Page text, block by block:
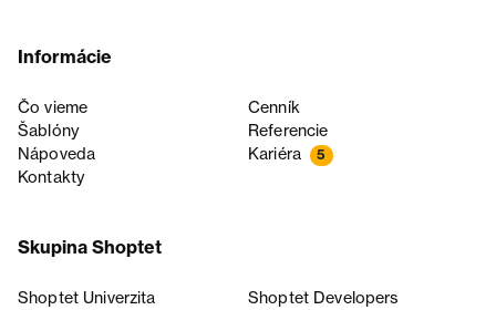
Informácie
Čo vieme
Cenník
Šablóny
Referencie
Nápoveda
Kariéra 5
Kontakty
Skupina Shoptet
Shoptet Univerzita
Shoptet Developers